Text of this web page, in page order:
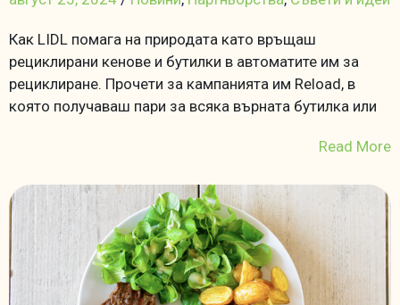
Как LIDL помага на природата като връщаш
рециклирани кенове и бутилки в автоматите им за
рециклиране. Прочети за кампанията им Reload, в
която получаваш пари за всяка върната бутилка или
Read More